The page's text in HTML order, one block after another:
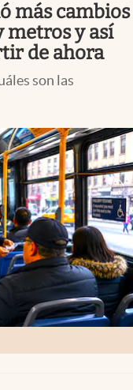
más cambios
metros y así
de ahora
son las